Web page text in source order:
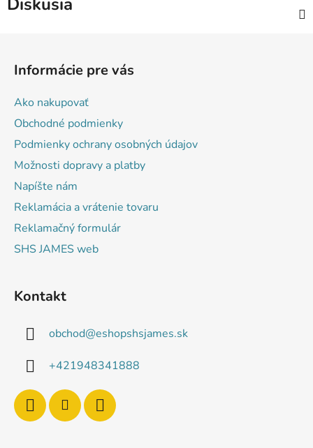
Informácie pre vás
Ako nakupovať
Obchodné podmienky
Podmienky ochrany osobných údajov
Možnosti dopravy a platby
Napíšte nám
Reklamácia a vrátenie tovaru
Reklamačný formulár
SHS JAMES web
Kontakt
obchod@eshopshsjames.sk
+421948341888